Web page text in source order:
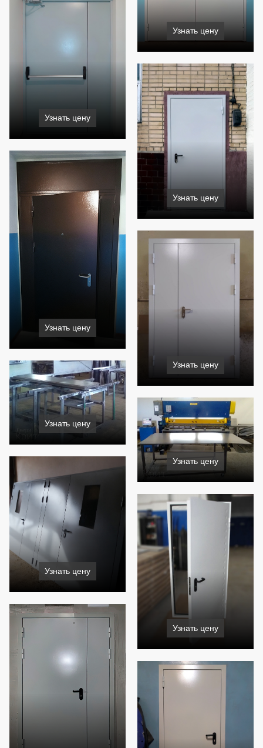
Узнать цену
Узнать цену
Узнать цену
Узнать цену
Узнать цену
Узнать цену
Узнать цену
Узнать цену
Узнать цену